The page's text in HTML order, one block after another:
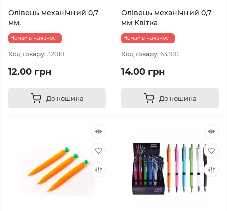
Олівець механічний 0,7
мм.
Немає в наявності
Код товару: 32010
12.00 грн
До кошика
Олівець механічний 0,7
мм Квітка
Немає в наявності
Код товару: 63300
14.00 грн
До кошика